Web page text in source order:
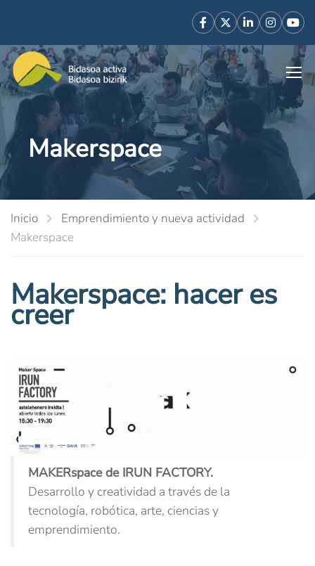
Makerspace
Inicio
Emprendimiento y nueva actividad
Makerspace
Makerspace: hacer es
creer
MAKERspace de IRUN FACTORY.
Desarrollo y creatividad a través de la
tecnología, robótica, arte, ciencias y
emprendimiento.